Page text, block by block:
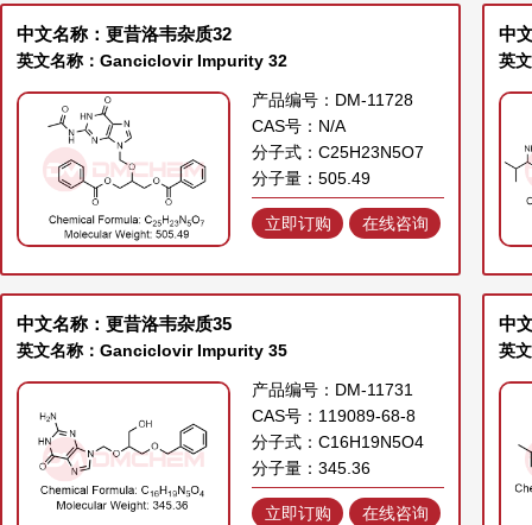
中文名称：更昔洛韦杂质32
英文名称：Ganciclovir Impurity 32
产品编号：DM-11728
CAS号：N/A
分子式：C25H23N5O7
分子量：505.49
立即订购 在线咨询
中
英
中文名称：更昔洛韦杂质35
英文名称：Ganciclovir Impurity 35
产品编号：DM-11731
CAS号：119089-68-8
分子式：C16H19N5O4
分子量：345.36
立即订购 在线咨询
中
英